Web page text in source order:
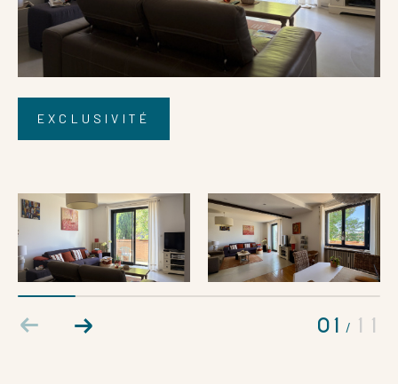
EXCLUSIVITÉ
01 / 11
Référence
Terrasse
FILTRER PAR
Coups de coeur Exclusivités
Nouveautés